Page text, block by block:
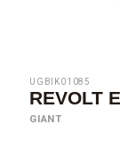
UGBIK01085
REVOLT
GIANT